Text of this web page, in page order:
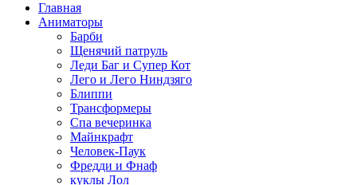
Главная
Аниматоры
Барби
Щенячий патруль
Леди Баг и Супер Кот
Лего и Лего Ниндзяго
Блиппи
Трансформеры
Спа вечеринка
Майнкрафт
Человек-Паук
Фредди и Фнаф
куклы Лол